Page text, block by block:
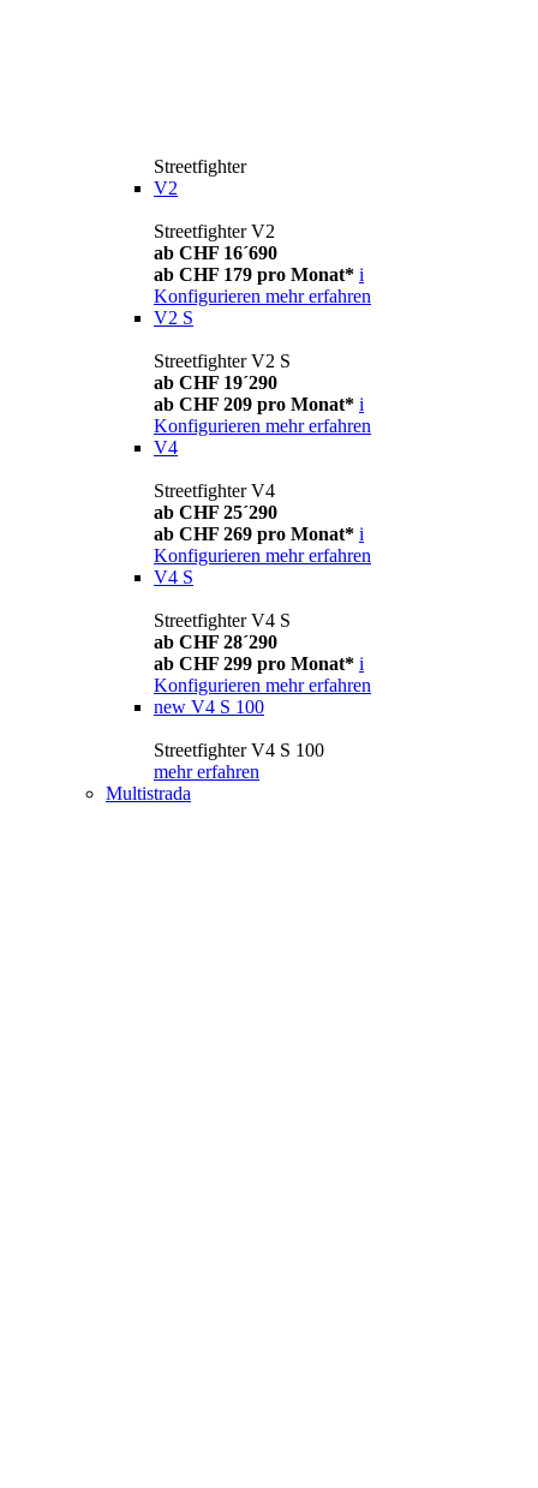
Streetfighter
V2
Streetfighter V2
ab CHF 16´690
ab CHF 179 pro Monat* i
Konfigurieren mehr erfahren
V2 S
Streetfighter V2 S
ab CHF 19´290
ab CHF 209 pro Monat* i
Konfigurieren mehr erfahren
V4
Streetfighter V4
ab CHF 25´290
ab CHF 269 pro Monat* i
Konfigurieren mehr erfahren
V4 S
Streetfighter V4 S
ab CHF 28´290
ab CHF 299 pro Monat* i
Konfigurieren mehr erfahren
new V4 S 100
Streetfighter V4 S 100
mehr erfahren
Multistrada